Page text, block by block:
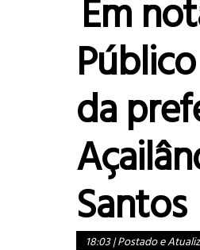
Em
da
Santos
18:03|Postado e